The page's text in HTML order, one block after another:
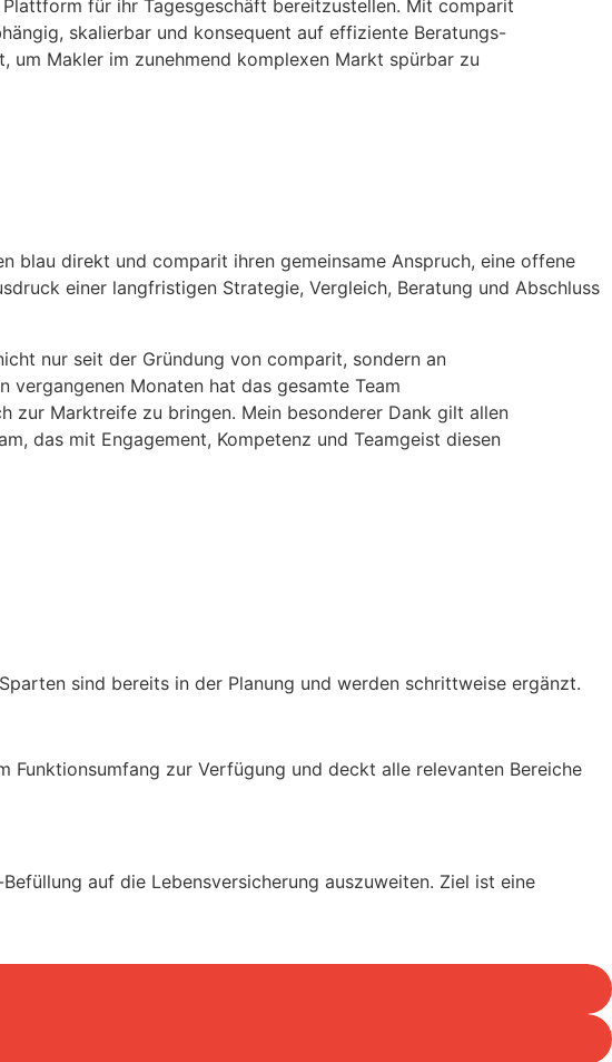
für ihr Tagesgeschäft bereitzustellen. Mit comparit
skalierbar und konsequent auf effiziente Beratungs-
um Makler im zunehmend komplexen Markt spürbar zu
blau direkt und comparit ihren gemeinsame Anspruch, eine offene
einer langfristigen Strategie, Vergleich, Beratung und Abschluss
nur seit der Gründung von comparit, sondern an
Monaten hat das gesamte Team
zur Marktreife zu bringen. Mein besonderer Dank gilt allen
das mit Engagement, Kompetenz und Teamgeist diesen
sind bereits in der Planung und werden schrittweise ergänzt.
zur Verfügung und deckt alle relevanten Bereiche
auf die Lebensversicherung auszuweiten. Ziel ist eine